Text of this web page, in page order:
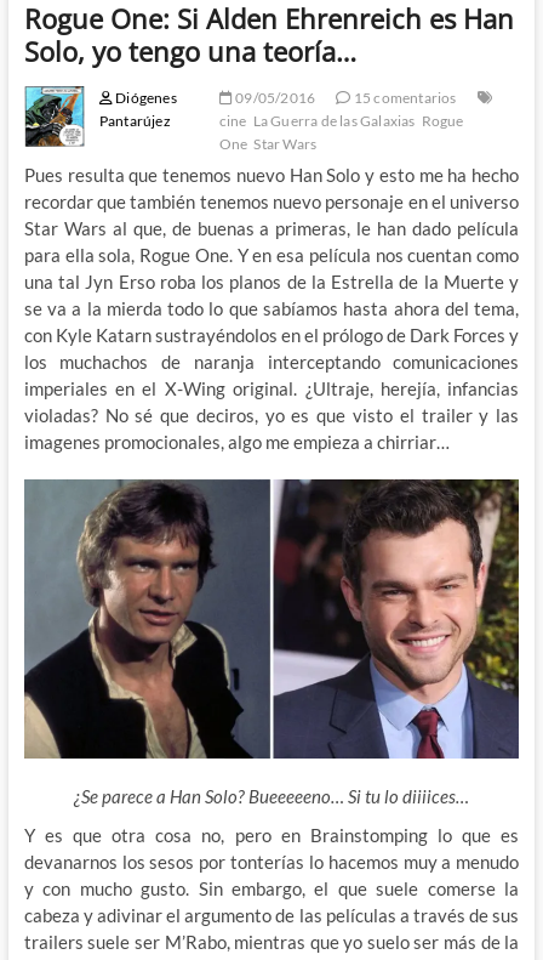
Rogue One: Si Alden Ehrenreich es Han
Solo, yo tengo una teoría…
Diógenes
Pantarújez
09/05/2016
15 comentarios
cine La Guerra de las Galaxias Rogue
One Star Wars
Pues resulta que tenemos nuevo Han Solo y esto me ha hecho
recordar que también tenemos nuevo personaje en el universo
Star Wars al que, de buenas a primeras, le han dado película
para ella sola, Rogue One. Y en esa película nos cuentan como
una tal Jyn Erso roba los planos de la Estrella de la Muerte y
se va a la mierda todo lo que sabíamos hasta ahora del tema,
con Kyle Katarn sustrayéndolos en el prólogo de Dark Forces y
los muchachos de naranja interceptando comunicaciones
imperiales en el X-Wing original. ¿Ultraje, herejía, infancias
violadas? No sé que deciros, yo es que visto el trailer y las
imagenes promocionales, algo me empieza a chirriar…
¿Se parece a Han Solo? Bueeeeeno… Si tu lo diiiices…
Y es que otra cosa no, pero en Brainstomping lo que es
devanarnos los sesos por tonterías lo hacemos muy a menudo
y con mucho gusto. Sin embargo, el que suele comerse la
cabeza y adivinar el argumento de las películas a través de sus
trailers suele ser M’Rabo, mientras que yo suelo ser más de la